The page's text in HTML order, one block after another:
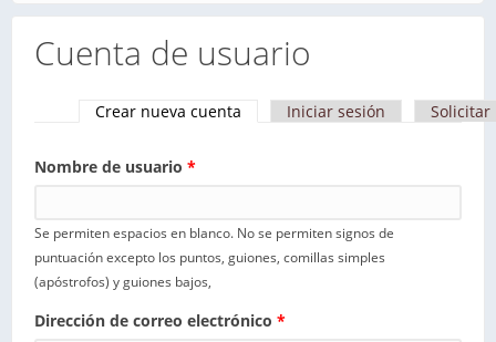
Cuenta de usuario
Solapas principales
Crear nueva cuenta (solapa activa)
Iniciar sesión Solicitar
Nombre de usuario *
Se permiten espacios en blanco. No se permiten signos de
puntuación excepto los puntos, guiones, comillas simples
(apóstrofos) y guiones bajos,
Dirección de correo electrónico *